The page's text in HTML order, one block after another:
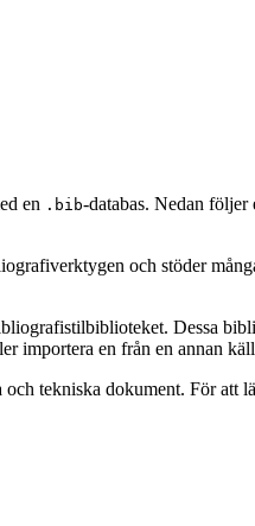
en .bib-databas. Nedan
och stöder
Dessa
importera en från en annan
tekniska dokument. För att